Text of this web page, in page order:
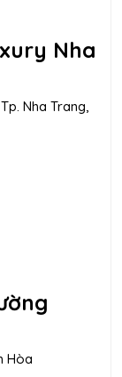
Nha
Nha Trang,
Hòa